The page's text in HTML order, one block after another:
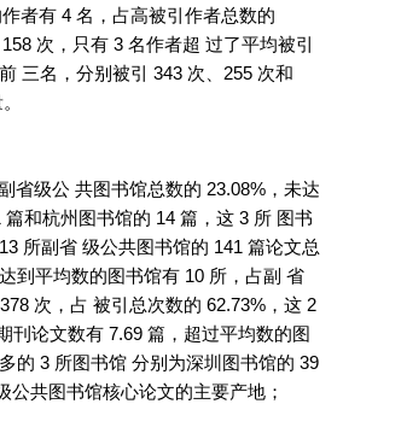
者有 4 名，占高被引作者总数的
次，只有 3 名作者超 过了平均被引
三名，分别被引 343 次、255 次和
省级公 共图书馆总数的 23.08%，未达
和杭州图书馆的 14 篇，这 3 所 图书
所副省 级公共图书馆的 141 篇论文总
到平均数的图书馆有 10 所，占副 省
次，占 被引总次数的 62.73%，这 2
刊论文数有 7.69 篇，超过平均数的图
的 3 所图书馆 分别为深圳图书馆的 39
共图书馆核心论文的主要产地；